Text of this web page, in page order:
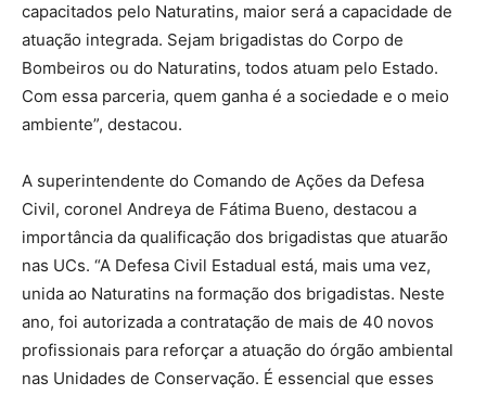
capacitados pelo Naturatins, maior será a capacidade de
atuação integrada. Sejam brigadistas do Corpo de
Bombeiros ou do Naturatins, todos atuam pelo Estado.
Com essa parceria, quem ganha é a sociedade e o meio
ambiente”, destacou.
A superintendente do Comando de Ações da Defesa
Civil, coronel Andreya de Fátima Bueno, destacou a
importância da qualificação dos brigadistas que atuarão
nas UCs. “A Defesa Civil Estadual está, mais uma vez,
unida ao Naturatins na formação dos brigadistas. Neste
ano, foi autorizada a contratação de mais de 40 novos
profissionais para reforçar a atuação do órgão ambiental
nas Unidades de Conservação. É essencial que esses